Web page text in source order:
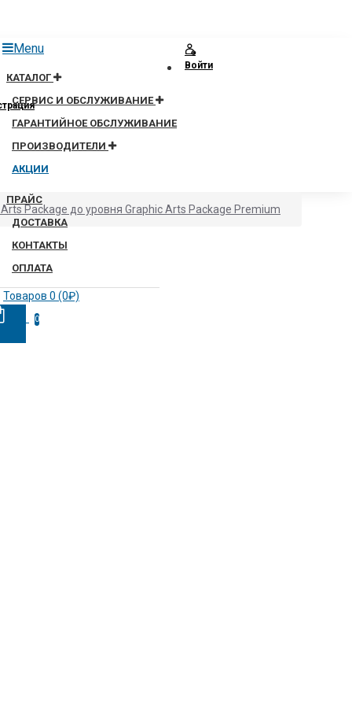
Menu
КАТАЛОГ
СЕРВИС И ОБСЛУЖИВАНИЕ
ГАРАНТИЙНОЕ ОБСЛУЖИВАНИЕ
ПРОИЗВОДИТЕЛИ
АКЦИИ
ПРАЙС
ДОСТАВКА
КОНТАКТЫ
ОПЛАТА
Товаров 0 (0₽)
0
Войти
Package до уровня Graphic Arts Package Premium